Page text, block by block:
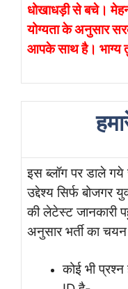
धोखाधड़ी से बचे।
योग्यता के अनुसार
आपके साथ है। भाग्य
इस ब्लॉग पर डाले गये
उद्देश्य सिर्फ बोजगर
की लेटेस्ट जानकारी
अनुसार भर्ती का
कोई भी